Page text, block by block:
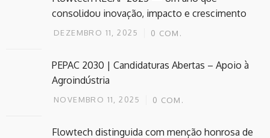
consolidou inovação, impacto e crescimento
DEZEMBRO 11, 2025 0 COM.
PEPAC 2030 | Candidaturas Abertas – Apoio à
Agroindústria
NOVEMBRO 11, 2025 0 COM.
Flowtech distinguida com menção honrosa de